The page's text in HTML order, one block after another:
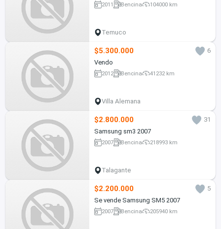
2011 Bencina 104000 km
Temuco
$5.300.000
6
Vendo
2012 Bencina 41232 km
Villa Alemana
$2.800.000
31
Samsung sm3 2007
2007 Bencina 218993 km
Talagante
$2.200.000
5
Se vende Samsung SM5 2007
2007 Bencina 205940 km